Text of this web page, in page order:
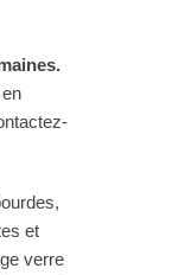
et
verre